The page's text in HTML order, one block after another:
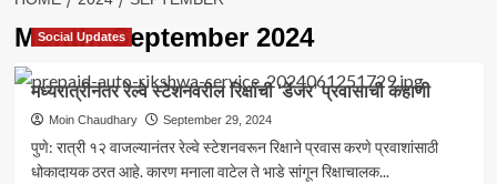
Month:September 2024
Social Updates
मध्यरात्रीनंतर रेल्वे स्टेशनवरील रिक्षांची ‘डेंजर’ प्रवासाची कहाणी
Moin Chaudhary September 29, 2024
पुणे: रात्री १२ वाजल्यानंतर रेल्वे स्टेशनवरून रिक्षाने प्रवास करणे प्रवाशांसाठी
धोकादायक ठरत आहे. कारण मनाला वाटेल ते भाडे सांगून रिक्षाचालक...